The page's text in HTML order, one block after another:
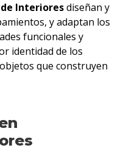
de Interioresdiseñan y
y adaptan los
funcionales y
identidad de los
que construyen